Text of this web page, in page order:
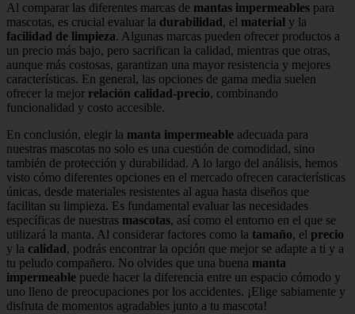
Al comparar las diferentes marcas de mantas impermeables para
mascotas, es crucial evaluar la durabilidad , el material y la
facilidad de limpieza. Algunas marcas pueden ofrecer productos a
un precio más bajo, pero sacrifican la calidad, mientras que otras,
aunque más costosas, garantizan una mayor resistencia y mejores
características. En general, las opciones de gama media suelen
ofrecer la mejor relación calidad-precio, combinando
funcionalidad y costo accesible.
En conclusión, elegir la manta impermeable adecuada para
nuestras mascotas no solo es una cuestión de comodidad, sino
también de protección y durabilidad. A lo largo del análisis, hemos
visto cómo diferentes opciones en el mercado ofrecen características
únicas, desde materiales resistentes al agua hasta diseños que
facilitan su limpieza. Es fundamental evaluar las necesidades
específicas de nuestras mascotas, así como el entorno en el que se
utilizará la manta. Al considerar factores como la tamaño, el precio
y la calidad , podrás encontrar la opción que mejor se adapte a ti y a
tu peludo compañero. No olvides que una buena manta
impermeable puede hacer la diferencia entre un espacio cómodo y
uno lleno de preocupaciones por los accidentes. ¡Elige sabiamente y
disfruta de momentos agradables junto a tu mascota!